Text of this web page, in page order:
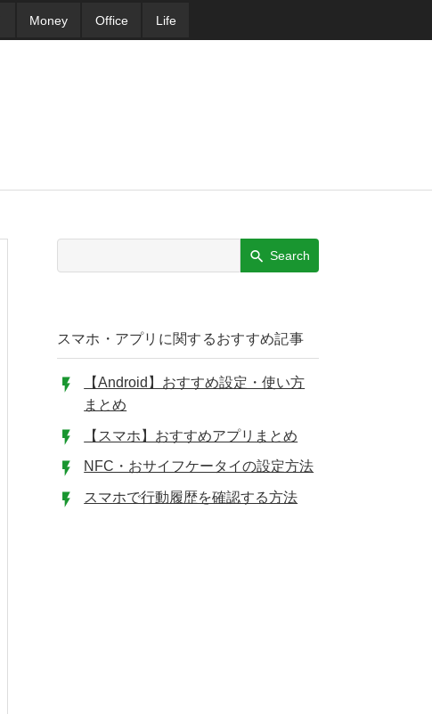
Money Office Life
Search
スマホ・アプリに関するおすすめ記事
【Android】おすすめ設定・使い方
まとめ
【スマホ】おすすめアプリまとめ
NFC・おサイフケータイの設定方法
スマホで行動履歴を確認する方法